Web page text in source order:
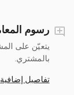
رسوم
يتعيّن على
بالمشتري.
تفاصيل إضافية